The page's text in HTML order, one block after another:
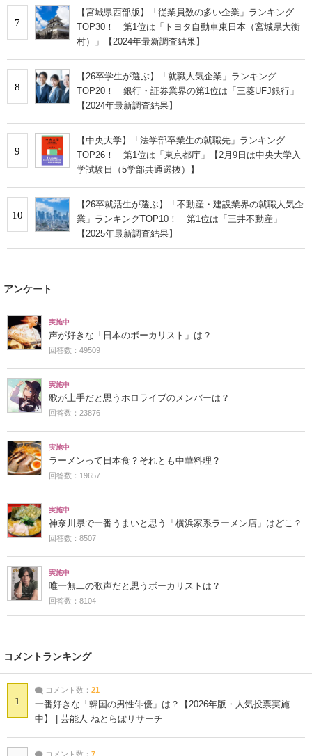
7
【宮城県西部版】「従業員数の多い企業」ランキング
TOP30！ 第1位は「トヨタ自動車東日本（宮城県大衡
村）」【2024年最新調査結果】
8
【26卒学生が選ぶ】「就職人気企業」ランキング
TOP20！ 銀行・証券業界の第1位は「三菱UFJ銀行」
【2024年最新調査結果】
9
【中央大学】「法学部卒業生の就職先」ランキング
TOP26！ 第1位は「東京都庁」【2月9日は中央大学入
学試験日（5学部共通選抜）】
10
【26卒就活生が選ぶ】「不動産・建設業界の就職人気企
業」ランキングTOP10！ 第1位は「三井不動産」
【2025年最新調査結果】
アンケート
実施中
声が好きな「日本のボーカリスト」は？
回答数：49509
実施中
歌が上手だと思うホロライブのメンバーは？
回答数：23876
実施中
ラーメンって日本食？それとも中華料理？
回答数：19657
実施中
神奈川県で一番うまいと思う「横浜家系ラーメン店」はどこ？
回答数：8507
実施中
唯一無二の歌声だと思うボーカリストは？
回答数：8104
コメントランキング
1
コメント数： 21
一番好きな「韓国の男性俳優」は？【2026年版・人気投票実施
中】 | 芸能人 ねとらぼリサーチ
コメント数： 7